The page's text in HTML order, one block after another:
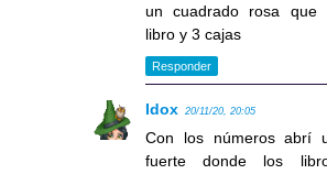
un cuadrado rosa que
libro y 3 cajas
Responder
Idox 20/11/20, 20:05
Con los números abrí
fuerte donde los